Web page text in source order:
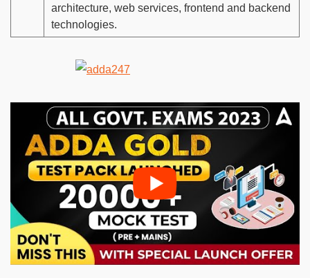
architecture, web services, frontend and backend
technologies.